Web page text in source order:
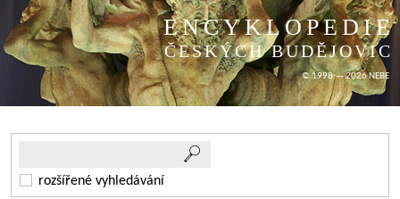
ENCYKLOPEDIE
ČESKÝCH BUDĚJOVIC
© 1998 — 2026 NEBE
rozšířené vyhledávání